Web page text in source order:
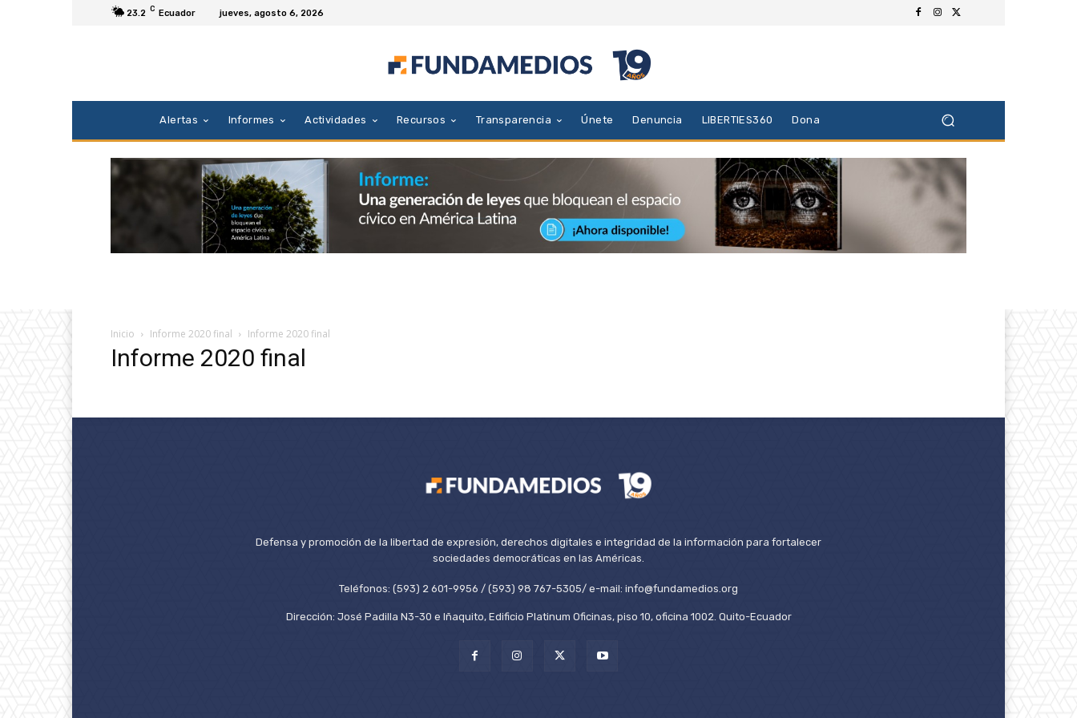
23.2 C Ecuador jueves, agosto 6, 2026
Alertas Informes Actividades Recursos Transparencia Únete Denuncia LIBERTIES360 Dona
Inicio Informe 2020 final Informe 2020 final
Informe 2020 final
Defensa y promoción de la libertad de expresión, derechos digitales e integridad de la información para fortalecer
sociedades democráticas en las Américas.
Teléfonos: (593) 2 601-9956 / (593) 98 767-5305/ e-mail: info@fundamedios.org
Dirección: José Padilla N3-30 e Iñaquito, Edificio Platinum Oficinas, piso 10, oficina 1002. Quito-Ecuador